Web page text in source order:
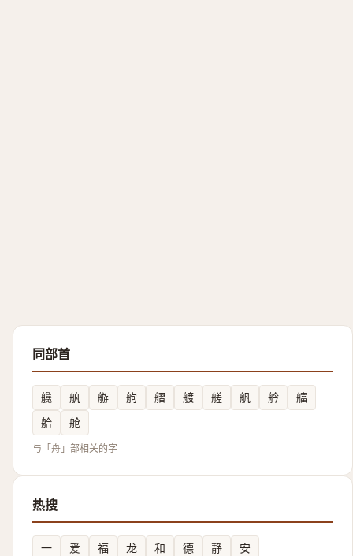
同部首
艬 舧 䑻 䑦 䒁 艔 艖 舤 䑤
䒇
䑪
舱
与「舟」部相关的字
热搜
一 爱 福 龙 和 德 静 安